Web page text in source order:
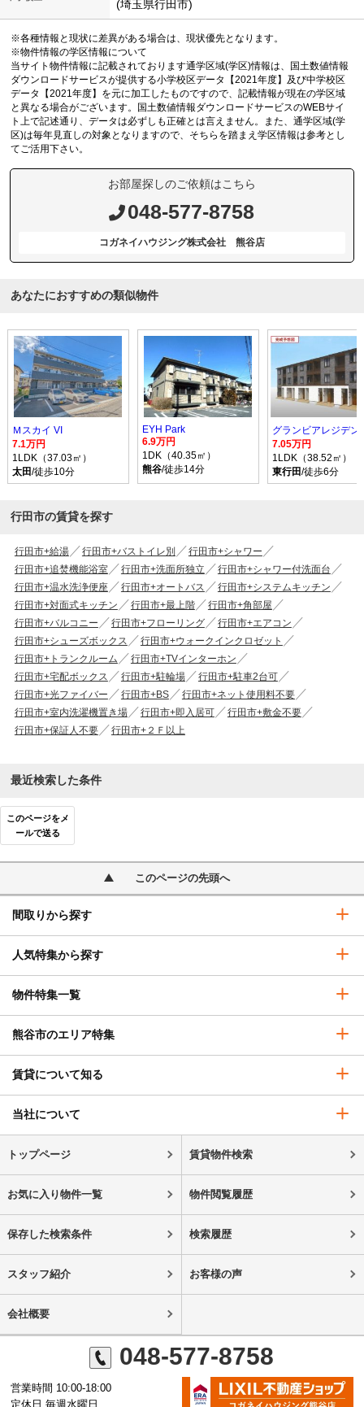
(埼玉県行田市)
※各種情報と現状に差異がある場合は、現状優先となります。
※物件情報の学区情報について
当サイト物件情報に記載されております通学区域(学区)情報は、国土数値情報
ダウンロードサービスが提供する小学校区データ【2021年度】及び中学校区
データ【2021年度】を元に加工したものですので、記載情報が現在の学区域
と異なる場合がございます。国土数値情報ダウンロードサービスのWEBサイ
ト上で記述通り、データは必ずしも正確とは言えません。また、通学区域(学
区)は毎年見直しの対象となりますので、そちらを踏まえ学区情報は参考とし
てご活用下さい。
お部屋探しのご依頼はこちら
048-577-8758
コガネイハウジング株式会社 熊谷店
あなたにおすすめの類似物件
Ｍスカイ VI
7.1万円
1LDK（37.03㎡）
太田/徒歩10分
EYH Park
6.9万円
1DK（40.35㎡）
熊谷/徒歩14分
グランビアレジデン
7.05万円
1LDK（38.52㎡）
東行田/徒歩6分
行田市の賃貸を探す
行田市+給湯 行田市+バストイレ別
行田市+シャワー
行田市+追焚機能浴室
行田市+洗面所独立
行田市+シャワー付洗面台
行田市+温水洗浄便座
行田市+オートバス
行田市+システムキッチン
行田市+対面式キッチン
行田市+最上階
行田市+角部屋
行田市+バルコニー
行田市+フローリング
行田市+エアコン
行田市+シューズボックス
行田市+ウォークインクロゼット
行田市+トランクルーム
行田市+TVインターホン
行田市+宅配ボックス
行田市+駐輪場
行田市+駐車2台可
行田市+光ファイバー
行田市+BS
行田市+ネット使用料不要
行田市+室内洗濯機置き場
行田市+即入居可
行田市+敷金不要
行田市+保証人不要
行田市+２Ｆ以上
最近検索した条件
このページをメ
ールで送る
このページの先頭へ
間取りから探す
人気特集から探す
物件特集一覧
熊谷市のエリア特集
賃貸について知る
当社について
トップページ 賃貸物件検索
お気に入り物件一覧 物件閲覧履歴
保存した検索条件 検索履歴
スタッフ紹介 お客様の声
会社概要
048-577-8758
営業時間 10:00-18:00
定休日 毎週水曜日